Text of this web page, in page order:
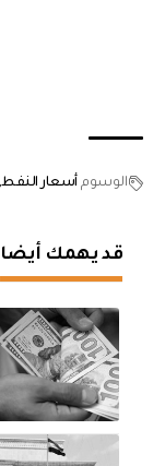
الوسوم أسعار النفط
قد يهمك أيضا